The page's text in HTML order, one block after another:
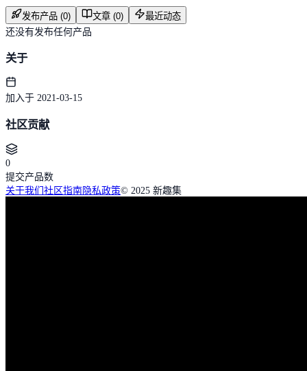
发布产品 (0) 文章 (0)
最近动态
还没有发布任何产品
关于
加入于 2021-03-15
社区贡献
0
提交产品数
关于我们 社区指南隐私政策© 2025 新趣集